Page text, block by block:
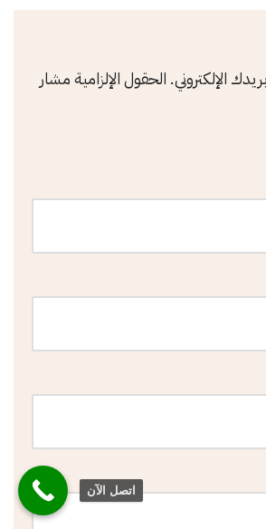
الإلكتروني. الحقول الإلزامية مشار
اتصل الآن